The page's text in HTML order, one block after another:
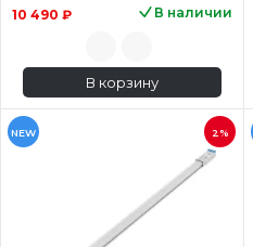
10 490 ₽
В наличии
В корзину
NEW 2%